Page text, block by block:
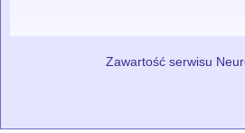
Zawartość serwisu